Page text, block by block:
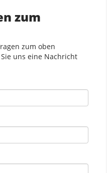
zum
zum oben
uns eine Nachricht